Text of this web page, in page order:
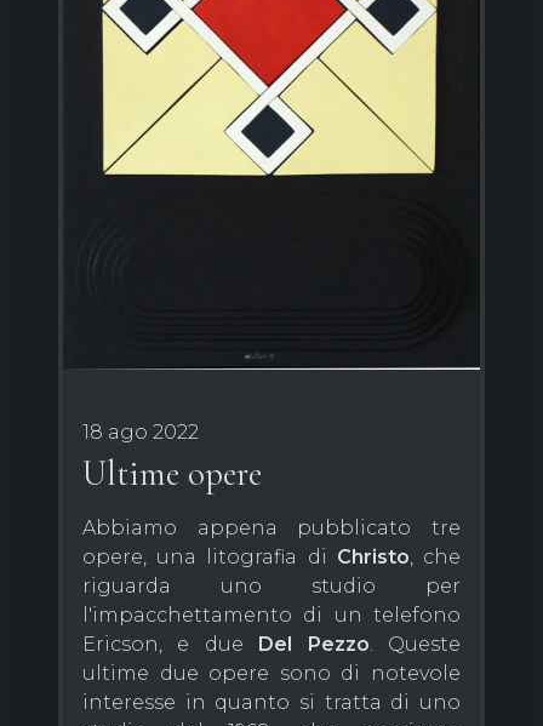
18 ago 2022
Ultime opere
Abbiamo appena pubblicato tre
opere, una litografia di Christo, che
riguarda uno studio per
l'impacchettamento di un telefono
Ericson, e due Del Pezzo. Queste
ultime due opere sono di notevole
interesse in quanto si tratta di uno